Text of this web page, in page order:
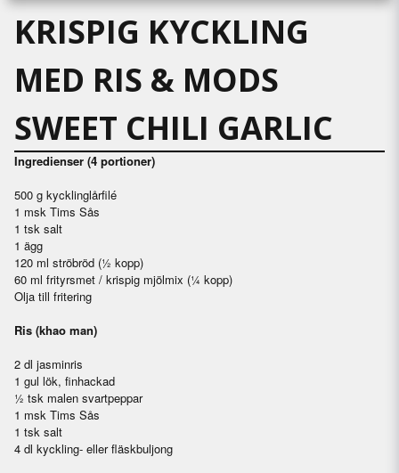
KRISPIG KYCKLING
MED RIS & MODS
SWEET CHILI GARLIC
Ingredienser (4 portioner)
500 g kycklinglårfilé
1 msk Tims Sås
1 tsk salt
1 ägg
120 ml ströbröd (½ kopp)
60 ml frityrsmet / krispig mjölmix (¼ kopp)
Olja till fritering
Ris (khao man)
2 dl jasminris
1 gul lök, finhackad
½ tsk malen svartpeppar
1 msk Tims Sås
1 tsk salt
4 dl kyckling- eller fläskbuljong